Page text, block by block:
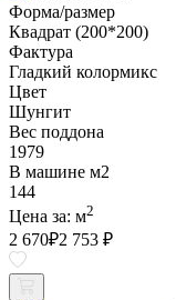
Форма/размер
Квадрат (200*200)
Фактура
Гладкий колормикс
Цвет
Шунгит
Вес поддона
1979
В машине м2
144
Цена за: м2
2 670₽2 753 ₽